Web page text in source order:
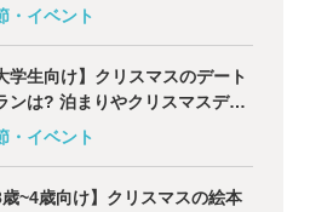
も解説
・イベント
学生向け】クリスマスのデート
ンは? 泊まりやクリスマスディ
、ドライブや旅行も
・イベント
歳~4歳向け】クリスマスの絵本